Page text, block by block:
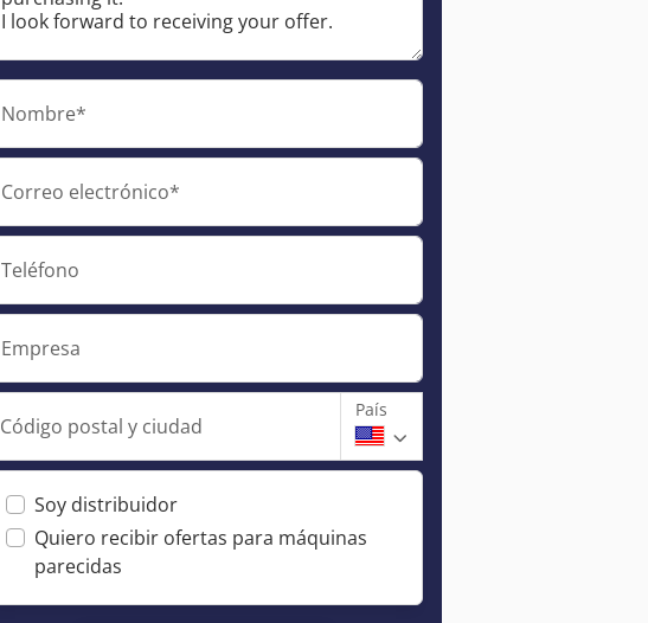
Nombre*
Correo electrónico*
Teléfono
Empresa
Código postal y ciudad
País
Soy distribuidor
Quiero recibir ofertas para máquinas
parecidas